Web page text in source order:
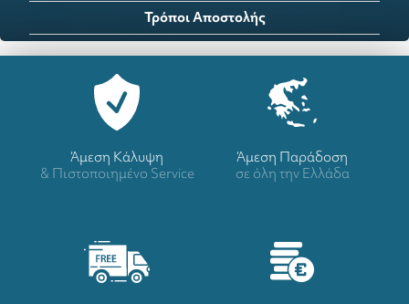
Τρόποι Αποστολής
Άμεση Κάλυψη
& Πιστοποιημένο Service
Άμεση Παράδοση
σε όλη την Ελλάδα